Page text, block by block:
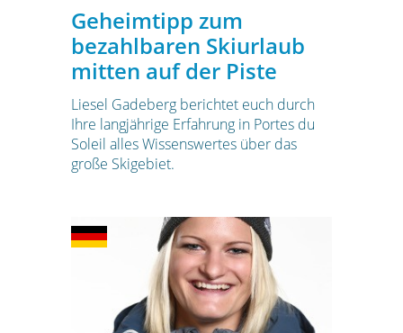
Geheimtipp zum
bezahlbaren Skiurlaub
mitten auf der Piste
Liesel Gadeberg berichtet euch durch
Ihre langjährige Erfahrung in Portes du
Soleil alles Wissenswertes über das
große Skigebiet.